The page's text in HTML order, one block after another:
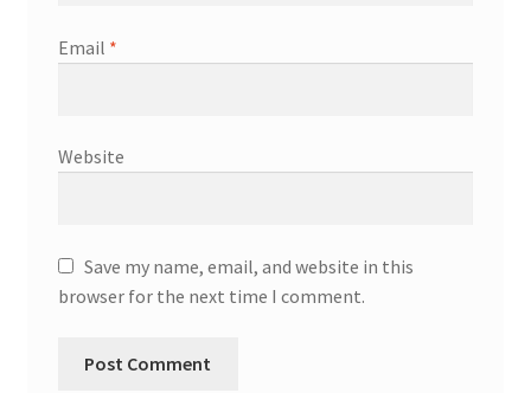
Email *
Website
Save my name, email, and website in this
browser for the next time I comment.